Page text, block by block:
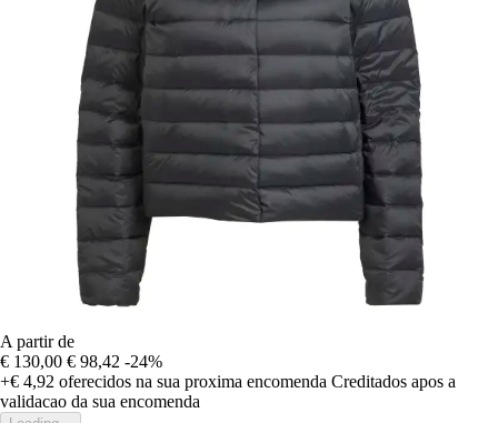
A partir de
€ 130,00 € 98,42 -24%
+€ 4,92 oferecidos na sua proxima encomenda Creditados apos a
validacao da sua encomenda